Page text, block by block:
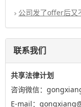
公司发了offer后又
联系我们
共享法律计划
咨询微信：
E-mail：